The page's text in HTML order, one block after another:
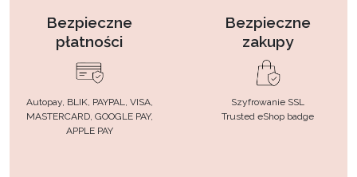
Bezpieczne
płatności
Autopay, BLIK, PAYPAL, VISA,
MASTERCARD, GOOGLE PAY,
APPLE PAY
Bezpieczne
zakupy
Szyfrowanie SSL
Trusted eShop badge